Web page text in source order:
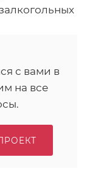
с вами в
на все